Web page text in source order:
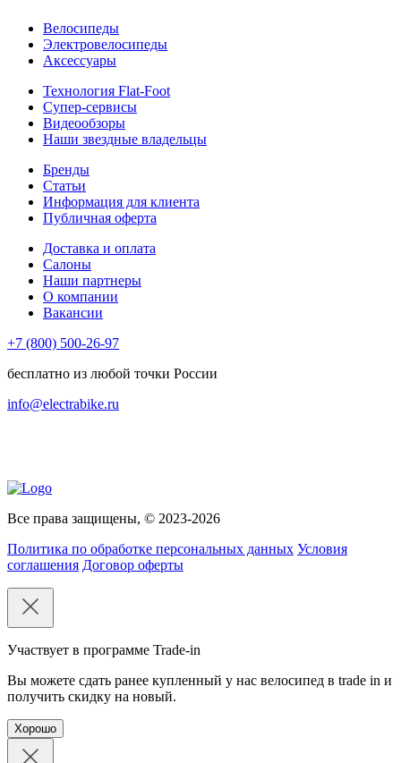
Велосипеды
Электровелосипеды
Аксессуары
Технология Flat-Foot
Супер-сервисы
Видеообзоры
Наши звездные владельцы
Бренды
Статьи
Информация для клиента
Публичная оферта
Доставка и оплата
Салоны
Наши партнеры
О компании
Вакансии
+7 (800) 500-26-97
бесплатно из любой точки России
info@electrabike.ru
Все права защищены, © 2023-2026
Политика по обработке персональных данных Условия
соглашения Договор оферты
Участвует в программе Trade-in
Вы можете сдать ранее купленный у нас велосипед в trade in и
получить скидку на новый.
Хорошо